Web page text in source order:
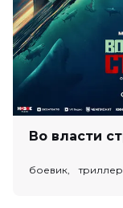
боевик, триллер